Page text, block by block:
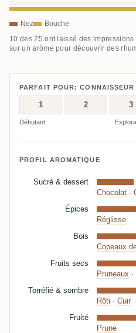
Nez Bouche
10 des 25 ont laissé des
sur un arôme pour découvrir des
PARFAIT POUR: CONNAISSEUR
1 2 3
Débutant
PROFIL AROMATIQUE
Sucré & dessert
Chocolat ·
Épices
Réglisse
Bois
Copeaux
Fruits secs
Pruneaux ·
Torréfié & sombre
Rôti · Cuir
Fruité
Prune